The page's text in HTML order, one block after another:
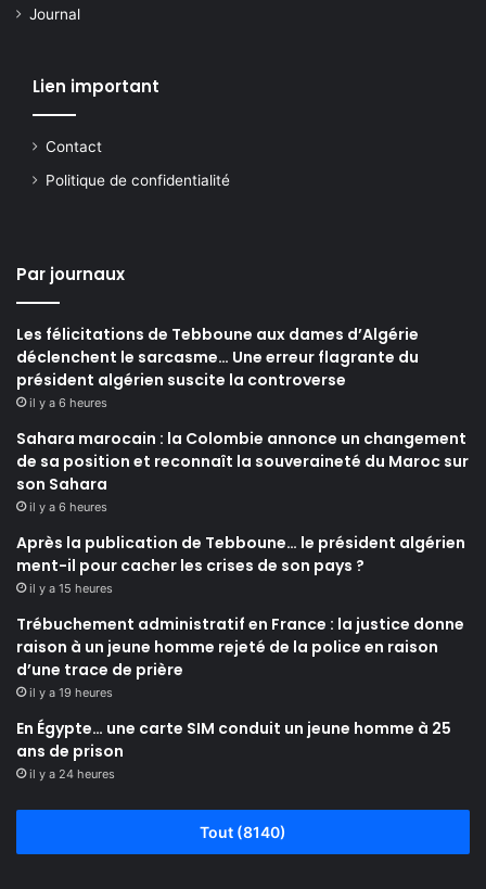
Journal
Lien important
Contact
Politique de confidentialité
Par journaux
Les félicitations de Tebboune aux dames d’Algérie
déclenchent le sarcasme… Une erreur flagrante du
président algérien suscite la controverse
il y a 6 heures
Sahara marocain : la Colombie annonce un changement
de sa position et reconnaît la souveraineté du Maroc sur
son Sahara
il y a 6 heures
Après la publication de Tebboune… le président algérien
ment-il pour cacher les crises de son pays ?
il y a 15 heures
Trébuchement administratif en France : la justice donne
raison à un jeune homme rejeté de la police en raison
d’une trace de prière
il y a 19 heures
En Égypte… une carte SIM conduit un jeune homme à 25
ans de prison
il y a 24 heures
Tout (8140)